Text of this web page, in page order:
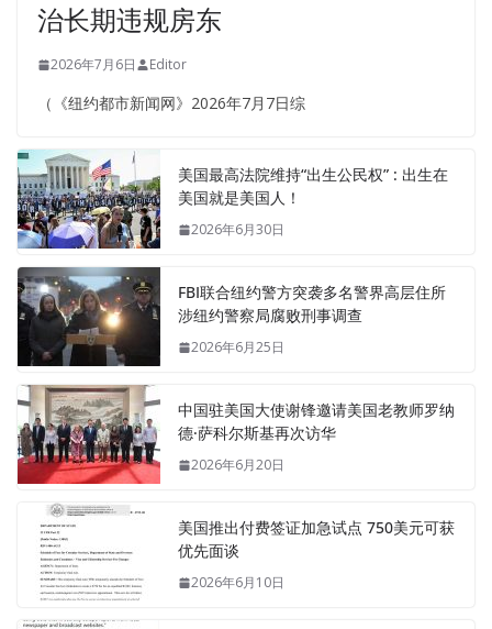
治长期违规房东
2026年7月6日 Editor
（《纽约都市新闻网》2026年7月7日综
美国最高法院维持“出生公民权” : 出生在
美国就是美国人！
2026年6月30日
FBI联合纽约警方突袭多名警界高层住所
涉纽约警察局腐败刑事调查
2026年6月25日
中国驻美国大使谢锋邀请美国老教师罗纳
德·萨科尔斯基再次访华
2026年6月20日
美国推出付费签证加急试点 750美元可获
优先面谈
2026年6月10日